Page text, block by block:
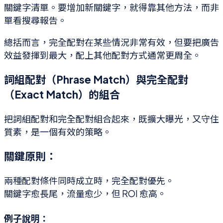
關鍵字清單。要增加新關鍵字，就得靠其他方法，而非
單看搜尋報告。
總括而言，完全配對在某些情況非常有效，但要把廣告
效益發揮到最大，配上其他配對方式通常更周全。
詞組配對（Phrase Match）與完全配對
（Exact Match）的組合
把詞組配對和完全配對組合起來，既擴大曝光，又守住
質素，是一個有效的策略。
關鍵原則：
兩種配對條件同時成立時，完全配對優先。
關鍵字愈長尾，流量愈少，但 ROI 愈高。
例子說明：